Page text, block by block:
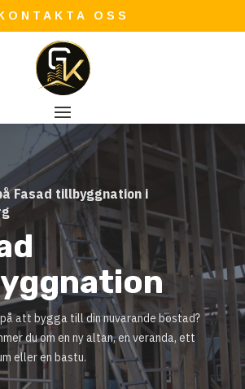
OSS
Fasad tillbyggnation i
att bygga till din nuvarande bostad?
du om en ny altan, en veranda, ett
eller en bastu.